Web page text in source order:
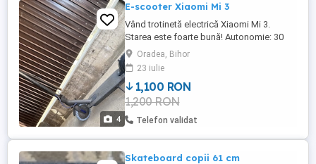
4
E-scooter Xiaomi Mi 3
Vând trotinetă electrică Xiaomi Mi 3.
Starea este foarte bună! Autonomie: 30
km Viteză maximă: 25 km h Nu are defecte
ascunse! Bateria a fost schimbată o nouă
bateria și mai puternic (600 W)! Se vinde
împreună cu încărcătorul original și în
spate un cauciuc plin! Mai multe detalii vă
rog să mă contactați ...
Oradea, Bihor
23 iulie
1,100 RON
1,200 RON
Telefon validat
Skateboard copii 61 cm